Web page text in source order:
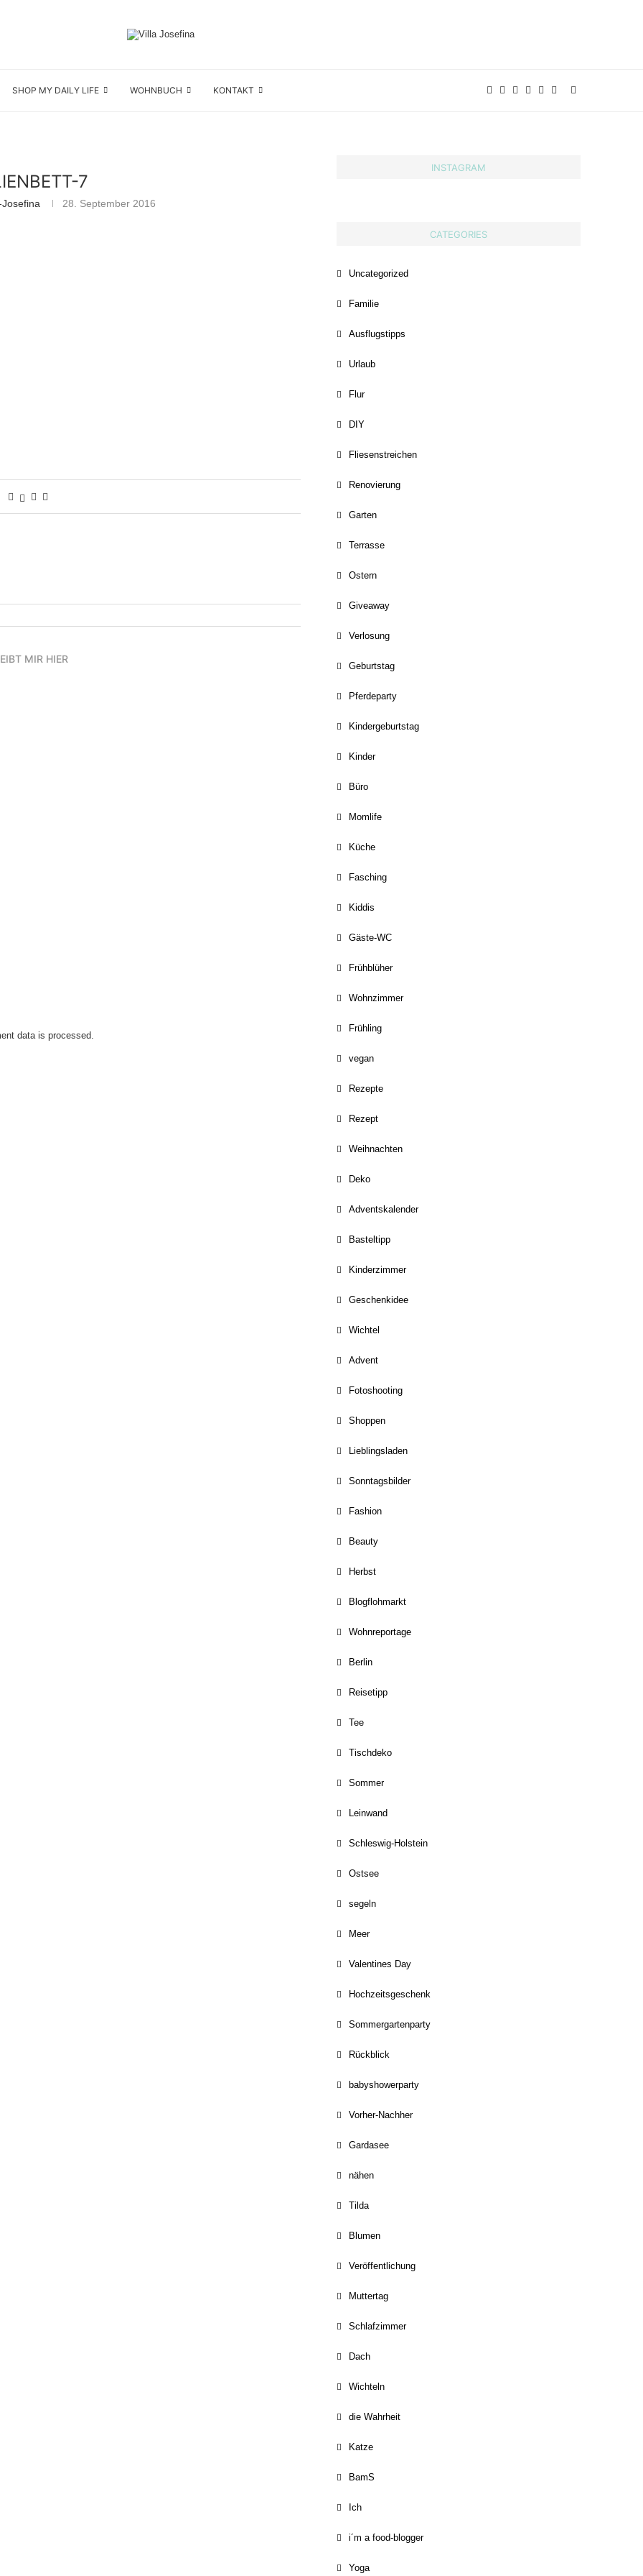
SHOP MY DAILY LIFE WOHNBUCH KONTAKT
7
28. September 2016
MIR HIER
data is processed.
INSTAGRAM
CATEGORIES
Uncategorized
Familie
Ausflugstipps
Urlaub
Flur
DIY
Fliesenstreichen
Renovierung
Garten
Terrasse
Ostern
Giveaway
Verlosung
Geburtstag
Pferdeparty
Kindergeburtstag
Kinder
Büro
Momlife
Küche
Fasching
Kiddis
Gäste-WC
Frühblüher
Wohnzimmer
Frühling
vegan
Rezepte
Rezept
Weihnachten
Deko
Adventskalender
Basteltipp
Kinderzimmer
Geschenkidee
Wichtel
Advent
Fotoshooting
Shoppen
Lieblingsladen
Sonntagsbilder
Fashion
Beauty
Herbst
Blogflohmarkt
Wohnreportage
Berlin
Reisetipp
Tee
Tischdeko
Sommer
Leinwand
Schleswig-Holstein
Ostsee
segeln
Meer
Valentines Day
Hochzeitsgeschenk
Sommergartenparty
Rückblick
babyshowerparty
Vorher-Nachher
Gardasee
nähen
Tilda
Blumen
Veröffentlichung
Muttertag
Schlafzimmer
Dach
Wichteln
die Wahrheit
Katze
BamS
Ich
i´m a food-blogger
Yoga